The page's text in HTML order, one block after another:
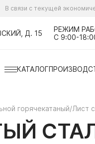
В связи с текущей
Д. 15
РЕЖИМ
С 9:00-
КАТАЛОГ
горячекатаный/Лист